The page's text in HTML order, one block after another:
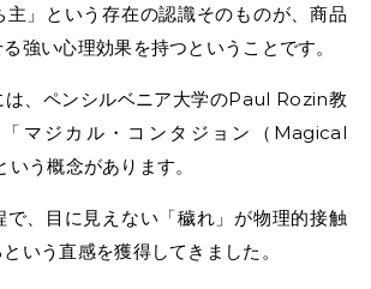
主」という存在の認識そのものが、商品
強い心理効果を持つということです。
は、ペンシルベニア大学のPaul Rozin教
マジカル・コンタジョン（Magical
う概念があります。
で、目に見えない「穢れ」が物理的接触
いう直感を獲得してきました。